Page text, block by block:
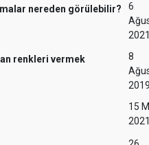
nereden görülebilir?
6
renkleri vermek
8
15